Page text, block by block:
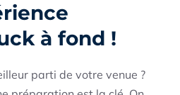
à fond !
parti de votre venue ?